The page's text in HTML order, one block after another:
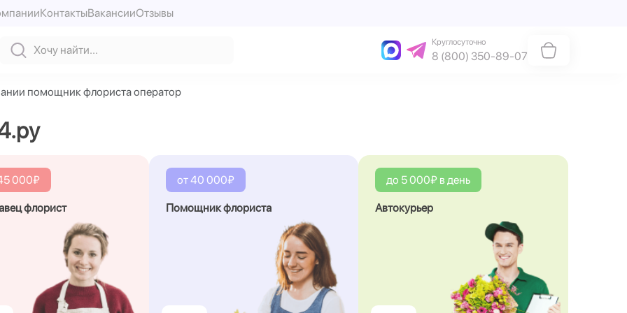
КонтактыВакансииОтзывы
Круглосуточно
8 (800) 350-89-07
помощник флориста оператор
000₽
флорист
от 40 000₽
Помощник флориста
до 5 000₽ в день
Автокурьер